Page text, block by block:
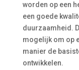
worden op een
een goede
duurzaamheid.
mogelijk om op
manier de
ontwikkelen.